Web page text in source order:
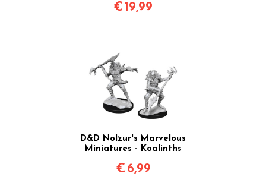
€ 19,99
D&D Nolzur's Marvelous
Miniatures - Koalinths
€ 6,99